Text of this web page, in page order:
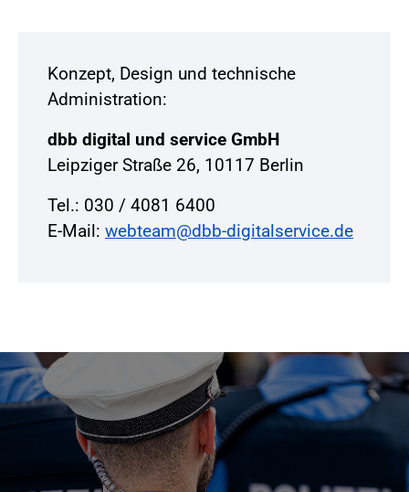
Konzept, Design und technische
Administration:
dbb digital und service GmbH
Leipziger Straße 26, 10117 Berlin
Tel.: 030 / 4081 6400
E-Mail: webteam@dbb-digitalservice.de